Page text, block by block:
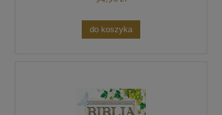
do koszyka